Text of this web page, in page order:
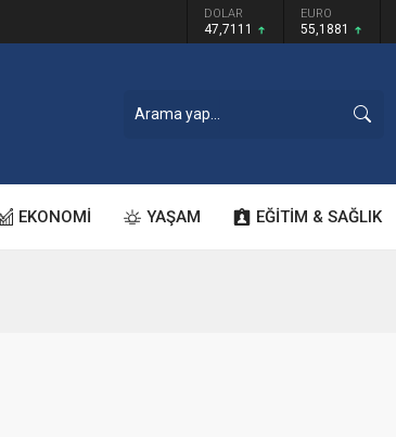
DOLAR
47,7111
EURO
55,1881
EKONOMİ YAŞAM EĞİTİM & SAĞLIK